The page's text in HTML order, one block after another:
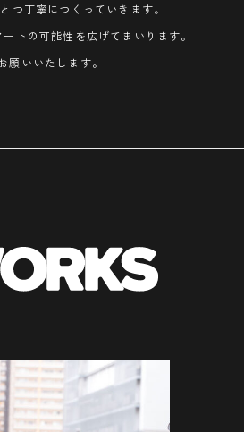
つ丁寧につくっていきます。
トの可能性を広げてまいります。
いいたします。